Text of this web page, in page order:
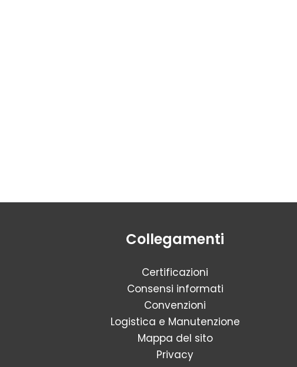
Collegamenti
Certificazioni
Consensi informati
Convenzioni
Logistica e Manutenzione
Mappa del sito
Privacy